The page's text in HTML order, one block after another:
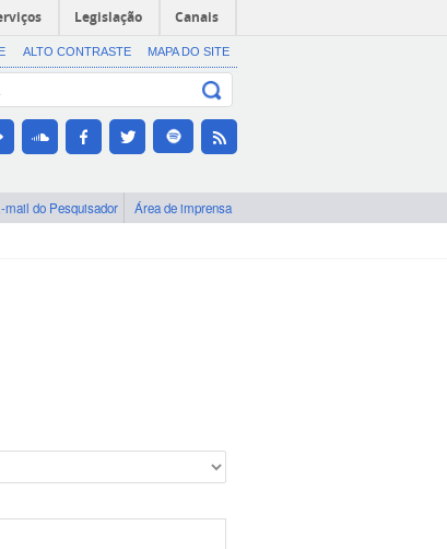
Legislação Canais
ALTO CONTRASTE MAPA DO SITE
mail do Pesquisador Área de imprensa